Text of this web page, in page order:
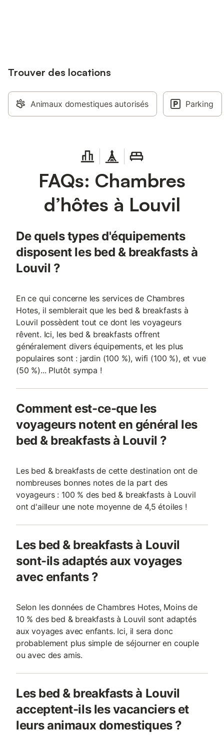
Trouver des locations
Animaux domestiques autorisés Parking
FAQs: Chambres
d’hôtes à Louvil
De quels types d'équipements
disposent les bed & breakfasts à
Louvil ?
En ce qui concerne les services de Chambres
Hotes, il semblerait que les bed & breakfasts à
Louvil possèdent tout ce dont les voyageurs
rêvent. Ici, les bed & breakfasts offrent
généralement divers équipements, et les plus
populaires sont : jardin (100 %), wifi (100 %), et vue
(50 %)... Plutôt sympa !
Comment est-ce-que les
voyageurs notent en général les
bed & breakfasts à Louvil ?
Les bed & breakfasts de cette destination ont de
nombreuses bonnes notes de la part des
voyageurs : 100 % des bed & breakfasts à Louvil
ont d'ailleur une note moyenne de 4,5 étoiles !
Les bed & breakfasts à Louvil
sont-ils adaptés aux voyages
avec enfants ?
Selon les données de Chambres Hotes, Moins de
10 % des bed & breakfasts à Louvil sont adaptés
aux voyages avec enfants. Ici, il sera donc
probablement plus simple de séjourner en couple
ou avec des amis.
Les bed & breakfasts à Louvil
acceptent-ils les vacanciers et
leurs animaux domestiques ?